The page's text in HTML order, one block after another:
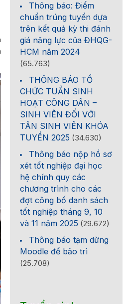
Thông báo: Điểm
chuẩn trúng tuyển dựa
trên kết quả kỳ thi đánh
giá năng lực của ĐHQG-
HCM năm 2024
(65.763)
THÔNG BÁO TỔ
CHỨC TUẦN SINH
HOẠT CÔNG DÂN –
SINH VIÊN ĐỐI VỚI
TÂN SINH VIÊN KHÓA
TUYỂN 2025 (34.630)
Thông báo nộp hồ sơ
xét tốt nghiệp đại học
hệ chính quy các
chương trình cho các
đợt công bố danh sách
tốt nghiệp tháng 9, 10
và 11 năm 2025 (29.672)
Thông báo tạm dừng
Moodle để bảo trì
(25.708)